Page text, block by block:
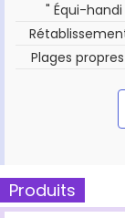
" Équi-
Plages
Produits